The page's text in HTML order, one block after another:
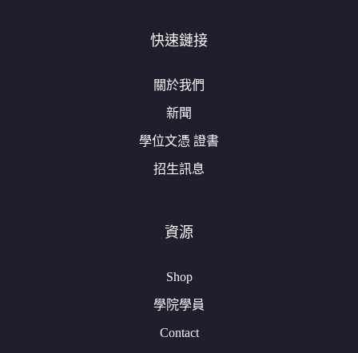
快速鏈接
關於我們
新聞
學位文憑 證書
招生訊息
資源
Shop
學院學員
Contact